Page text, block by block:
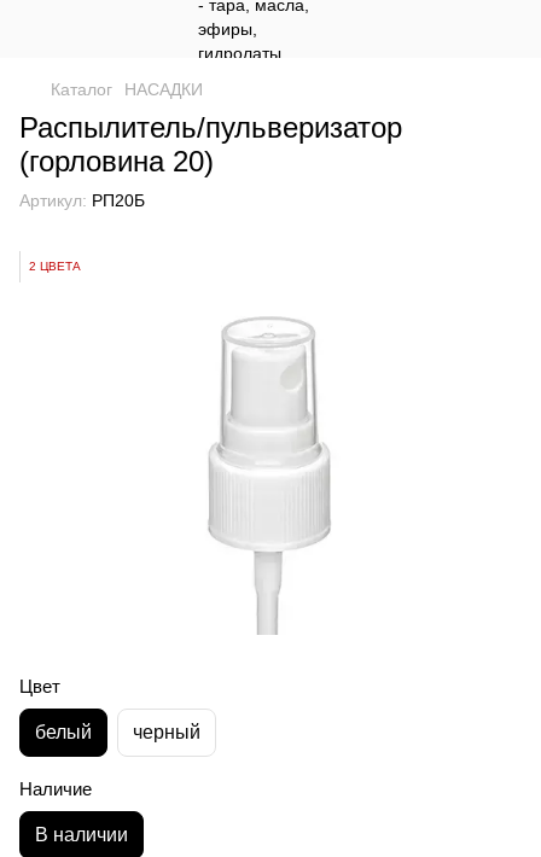
Каталог НАСАДКИ
Распылитель/пульверизатор
(горловина 20)
Артикул: РП20Б
2 ЦВЕТА
Цвет
белый черный
Наличие
В наличии